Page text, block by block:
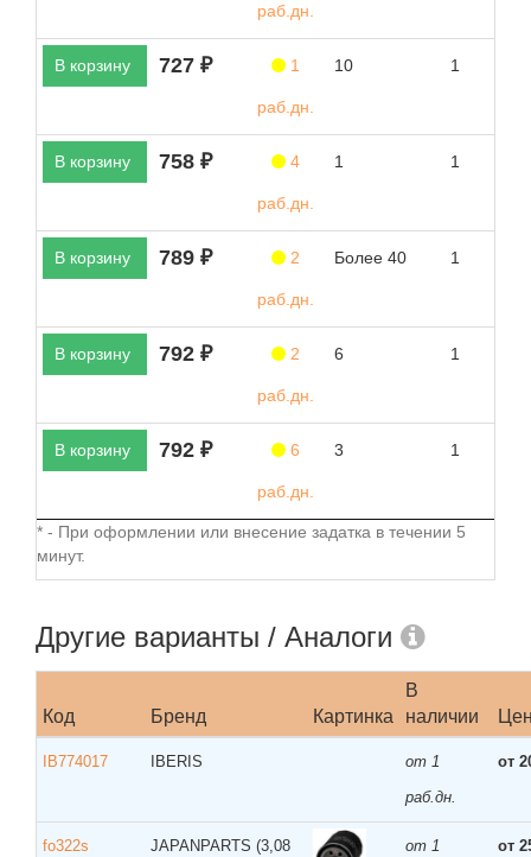
раб.дн.
В корзину 727 ₽ 1
раб.дн.
10 1
В корзину 758 ₽ 4
раб.дн.
1 1
В корзину 789 ₽ 2
раб.дн.
Более 40 1
В корзину 792 ₽ 2
раб.дн.
6 1
В корзину 792 ₽ 6
раб.дн.
3 1
* - При оформлении или внесение задатка в течении 5
минут.
Другие варианты / Аналоги
Код Бренд Картинка
В
наличии
IB774017 IBERIS
от 1
раб.дн.
от
fo322s JAPANPARTS (3,08 от 1 от